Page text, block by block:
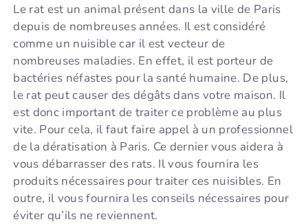
Le rat est un animal présent dans la ville de Paris
depuis de nombreuses années. Il est considéré
comme un nuisible car il est vecteur de
nombreuses maladies. En effet, il est porteur de
bactéries néfastes pour la santé humaine. De plus,
le rat peut causer des dégâts dans votre maison. Il
est donc important de traiter ce problème au plus
vite. Pour cela, il faut faire appel à un professionnel
de la dératisation à Paris. Ce dernier vous aidera à
vous débarrasser des rats. Il vous fournira les
produits nécessaires pour traiter ces nuisibles. En
outre, il vous fournira les conseils nécessaires pour
éviter qu’ils ne reviennent.